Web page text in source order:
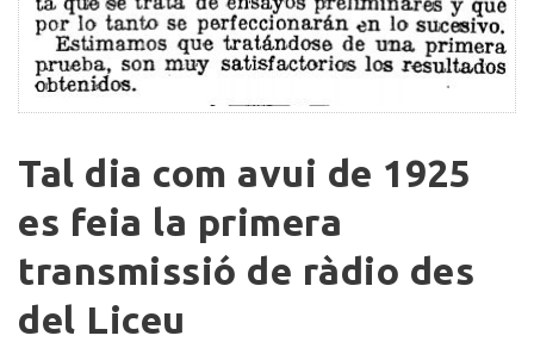
dia
com
avui
de
1925
es
Tal dia com avui de 1925
es feia la primera
transmissió de ràdio des
del Liceu